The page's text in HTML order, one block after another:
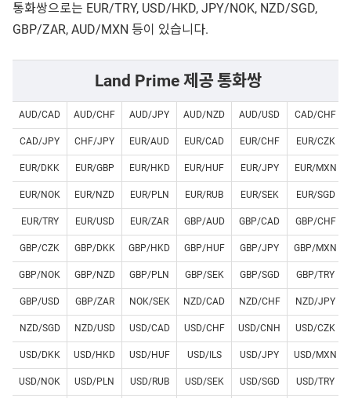
통화쌍으로는 EUR/TRY, USD/HKD, JPY/NOK, NZD/SGD,
GBP/ZAR, AUD/MXN 등이 있습니다.
Land Prime 제공 통화쌍
AUD/CAD AUD/CHF AUD/JPY AUD/NZD AUD/USD CAD/CHF
CAD/JPY CHF/JPY EUR/AUD EUR/CAD EUR/CHF EUR/CZK
EUR/DKK EUR/GBP EUR/HKD EUR/HUF EUR/JPY EUR/MXN
EUR/NOK EUR/NZD EUR/PLN EUR/RUB EUR/SEK EUR/SGD
EUR/TRY EUR/USD EUR/ZAR GBP/AUD GBP/CAD GBP/CHF
GBP/CZK GBP/DKK GBP/HKD GBP/HUF GBP/JPY GBP/MXN
GBP/NOK GBP/NZD GBP/PLN GBP/SEK GBP/SGD GBP/TRY
GBP/USD GBP/ZAR NOK/SEK NZD/CAD NZD/CHF NZD/JPY
NZD/SGD NZD/USD USD/CAD USD/CHF USD/CNH USD/CZK
USD/DKK USD/HKD USD/HUF USD/ILS USD/JPY USD/MXN
USD/NOK USD/PLN USD/RUB USD/SEK USD/SGD USD/TRY